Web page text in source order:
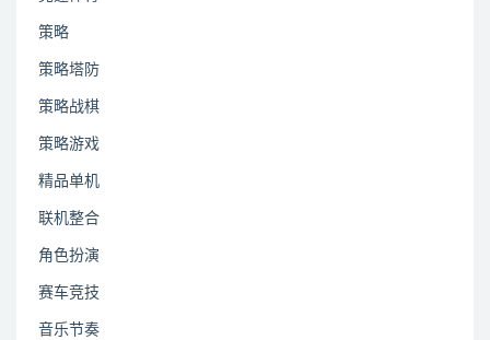
策略
策略塔防
策略战棋
策略游戏
精品单机
联机整合
角色扮演
赛车竞技
音乐节奏